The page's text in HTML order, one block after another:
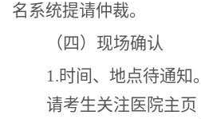
名系统提请仲裁。
（四）现场确认
1.时间、地点待通知。
请考生关注医院主页